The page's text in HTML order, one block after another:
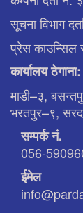
सूचना विभाग
प्रेस काउन्सिल
कार्यालय ठेगाना:
माडी–३,
भरतपुर–९,
सम्पर्क नं.
056-
ईमेल